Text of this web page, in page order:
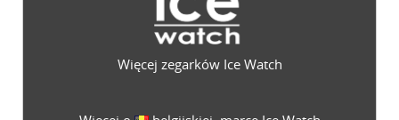
Więcej zegarków Ice Watch